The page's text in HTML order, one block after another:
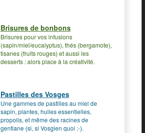
Brisures de bonbons
Brisures pour vos infusions
(sapin/miel/eucalyptus), thés (bergamote),
tisanes (fruits rouges) et aussi les
desserts : alors place à la créativité.
Pastilles des Vosges
Une gammes de pastilles au miel de
sapin, plantes, huiles essentielles,
propolis, et même des racines de
gentiane (si, si Vosgien quoi ;-).